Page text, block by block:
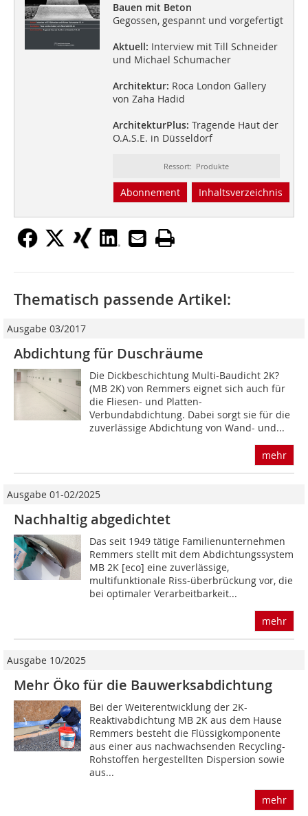
Bauen mit Beton
Gegossen, gespannt und vorgefertigt
Aktuell: Interview mit Till Schneider
und Michael Schumacher
Architektur: Roca London Gallery
von Zaha Hadid
ArchitekturPlus: Tragende Haut der
O.A.S.E. in Düsseldorf
Ressort: Produkte
Abonnement Inhaltsverzeichnis
Thematisch passende Artikel:
Ausgabe 03/2017
Abdichtung für Duschräume
Die Dickbeschichtung Multi-Baudicht 2K?
(MB 2K) von Remmers eignet sich auch für
die Fliesen- und Platten-
Verbundabdichtung. Dabei sorgt sie für die
zuverlässige Abdichtung von Wand- und...
mehr
Ausgabe 01-02/2025
Nachhaltig abgedichtet
Das seit 1949 tätige Familienunternehmen
Remmers stellt mit dem Abdichtungssystem
MB 2K [eco] eine zuverlässige,
multifunktionale Riss-überbrückung vor, die
bei optimaler Verarbeitbarkeit...
mehr
Ausgabe 10/2025
Mehr Öko für die Bauwerksabdichtung
Bei der Weiterentwicklung der 2K-
Reaktivabdichtung MB 2K aus dem Hause
Remmers besteht die Flüssigkomponente
aus einer aus nachwachsenden Recycling-
Rohstoffen hergestellten Dispersion sowie
aus...
mehr